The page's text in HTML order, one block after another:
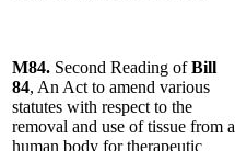
M84. Second Reading ofBill
84, An Act to amend various
statutes with respect to the
removal and use of tissue from a
human body for therapeutic